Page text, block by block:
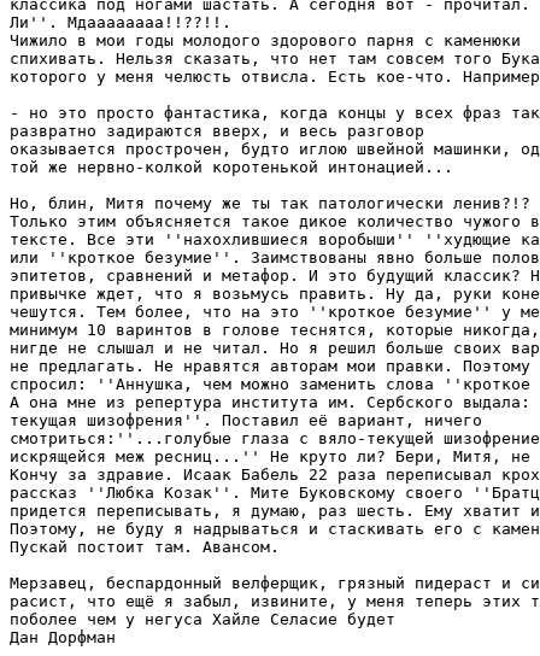
классика под ногами шастать. А сегодня вот -
Ли''. Мдаааааааа!!??!!.
Чижило в мои годы молодого здорового парня с каменюки
спихивать. Нельзя сказать, что нет там совсем того
которого у меня челюсть отвисла. Есть кое-что.
- но это просто фантастика, когда концы у всех фраз так
развратно задираются вверх, и весь разговор
оказывается прострочен, будто иглою швейной машинки,
той же нервно-колкой коротенькой интонацией...
Но, блин, Митя почему же ты так патологически ленив?!?
Только этим объясняется такое дикое количество чужого
тексте. Все эти ''нахохлившиеся воробыши'' ''худющие
или ''кроткое безумие''. Заимствованы явно больше
эпитетов, сравнений и метафор. И это будущий классик?
привычке ждет, что я возьмусь править. Ну да, руки
чешутся. Тем более, что на это ''кроткое безумие'' у
минимум 10 варинтов в голове теснятся, которые
нигде не слышал и не читал. Но я решил больше своих
не предлагать. Не нравятся авторам мои правки. Поэтому
спросил: ''Аннушка, чем можно заменить слова ''кроткое
А она мне из репертура института им. Сербского
текущая шизофрения''. Поставил её вариант, ничего
смотриться:''...голубые глаза с вяло-текущей
искрящейся меж ресниц...'' Не круто ли? Бери, Митя, не
Кончу за здравие. Исаак Бабель 22 раза переписывал
рассказ ''Любка Козак''. Мите Буковскому своего
придется переписывать, я думаю, раз шесть. Ему хватит
Поэтому, не буду я надрываться и стаскивать его с
Пускай постоит там. Авансом.
Мерзавец, беспардонный велферщик, грязный пидераст и
расист, что ещё я забыл, извините, у меня теперь этих
поболее чем у негуса Хайле Селасие будет
Дан Дорфман